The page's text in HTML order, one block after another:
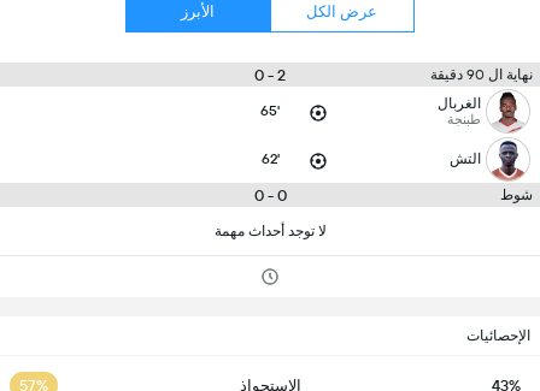
عرض الكل الأبرز
نهاية ال 90 دقيقة 2 - 0
الغربال
طبنجة 65'
التش 62'
شوط 0 - 0
لا توجد أحداث مهمة
الإحصائيات
43% الاستحواذ 57%